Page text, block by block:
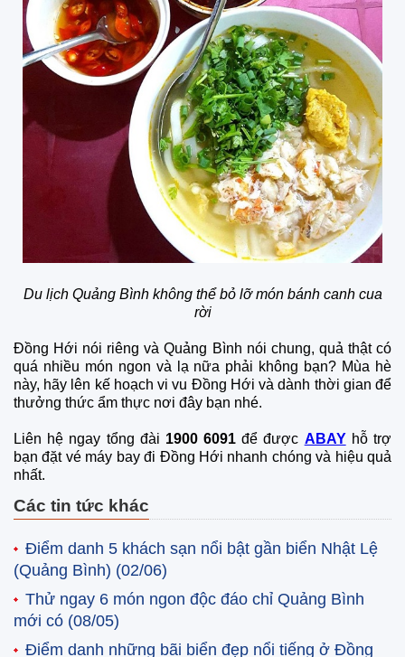
Du lịch Quảng Bình không thể bỏ lỡ món bánh canh cua
rời
Đồng Hới nói riêng và Quảng Bình nói chung, quả thật có
quá nhiều món ngon và lạ nữa phải không bạn? Mùa hè
này, hãy lên kế hoạch vi vu Đồng Hới và dành thời gian để
thưởng thức ẩm thực nơi đây bạn nhé.
Liên hệ ngay tổng đài 1900 6091 để được ABAYhỗ trợ
bạn đặt vé máy bay đi Đồng Hới nhanh chóng và hiệu quả
nhất.
Các tin tức khác
Điểm danh 5 khách sạn nổi bật gần biển Nhật Lệ
(Quảng Bình) (02/06)
Thử ngay 6 món ngon độc đáo chỉ Quảng Bình
mới có (08/05)
Điểm danh những bãi biển đẹp nổi tiếng ở Đồng